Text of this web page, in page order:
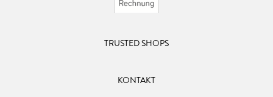
TRUSTED SHOPS
KONTAKT